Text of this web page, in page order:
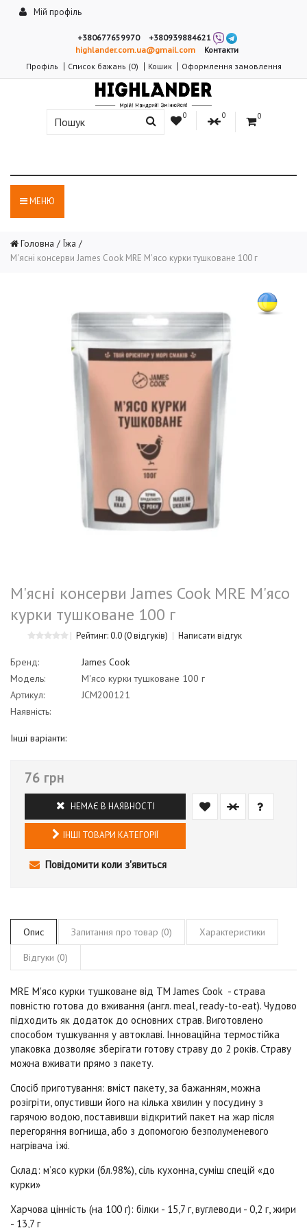
Мій профіль
+380677659970
+380939884621
highlander.com.ua@gmail.com
Контакти
Профіль
Список бажань (0) Кошик Оформлення замовлення
0 0 0
МЕНЮ
Головна
Їжа
М'ясні консерви James Cook MRE М'ясо курки тушковане 100 г
М'ясні консерви James Cook MRE М'ясо
курки тушковане 100 г
Рейтинг: 0.0(0 відгуків) Написати відгук
Бренд:
James Cook
Модель:
М'ясо курки тушковане 100 г
Артикул:
JCM200121
Наявність:
Інші варіанти:
76 грн
НЕМАЄ В НАЯВНОСТІ
ІНШІ ТОВАРИ КАТЕГОРІЇ
Повідомити коли з'явиться
Опис Запитання про товар (0) Характеристики
Відгуки (0)
MRE М'ясо курки тушковане від ТМ James Cook - страва
повністю готова до вживання (англ. meal, ready-to-eat). Чудово
підходить як додаток до основних страв. Виготовлено
способом тушкування у автоклаві. Інноваційна термостійка
упаковка дозволяє зберігати готову страву до 2 років. Страву
можна вживати прямо з пакету.
Спосіб приготування: вміст пакету, за бажанням, можна
розігріти, опустивши його на кілька хвилин у посудину з
гарячою водою, поставивши відкритий пакет на жар після
перегоряння вогнища, або з допомогою безполуменевого
нагрівача їжі.
Склад: м’ясо курки (бл.98%), сіль кухонна, суміш спецій «до
курки»
Харчова цінність (на 100 г): білки - 15,7 г, вуглеводи - 0,2 г, жири
- 13,7 г